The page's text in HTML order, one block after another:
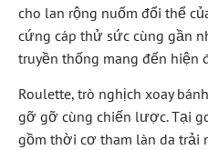
cho lan rộng nuốm đổi thể
cứng cáp thử sức cùng gần
truyền thống mang đến hiện
Roulette, trò nghịch xoay
gỡ gỡ cùng chiến lược. Tại
gồm thời cơ tham làn da trải